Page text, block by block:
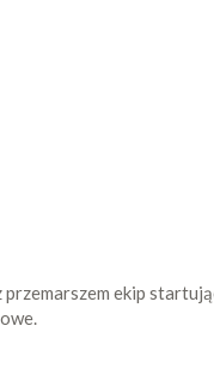
ekip